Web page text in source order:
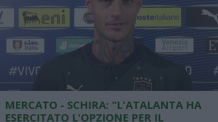
MERCATO - SCHIRA: "L'ATALANTA HA
ESERCITATO L'OPZIONE PER IL